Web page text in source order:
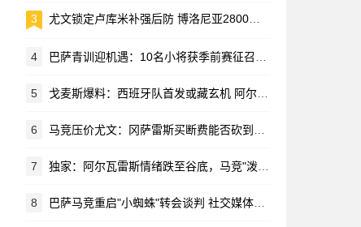
3 尤文锁定卢库米补强后防 博洛尼亚2800万欧要价成转会关键
4 巴萨青训迎机遇：10名小将获季前赛征召令 哈姆扎等新星在列
5 戈麦斯爆料：西班牙队首发或藏玄机 阿尔瓦雷斯锁定马竞新赛季蓝图
6 马竞压价尤文：冈萨雷斯买断费能否砍到2000万？
7 独家：阿尔瓦雷斯情绪跌至谷底，马竞"泼脏水"言论激怒阿根廷新星
8 巴萨马竞重启"小蜘蛛"转会谈判 社交媒体风波无碍交易推进